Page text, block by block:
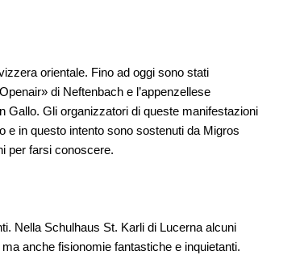
orientale. Fino ad oggi sono stati
di Neftenbach e l’appenzellese
Gallo. Gli organizzatori di queste manifestazioni
e in questo intento sono sostenuti da Migros
per farsi conoscere.
Nella Schulhaus St. Karli di Lucerna alcuni
anche fisionomie fantastiche e inquietanti.